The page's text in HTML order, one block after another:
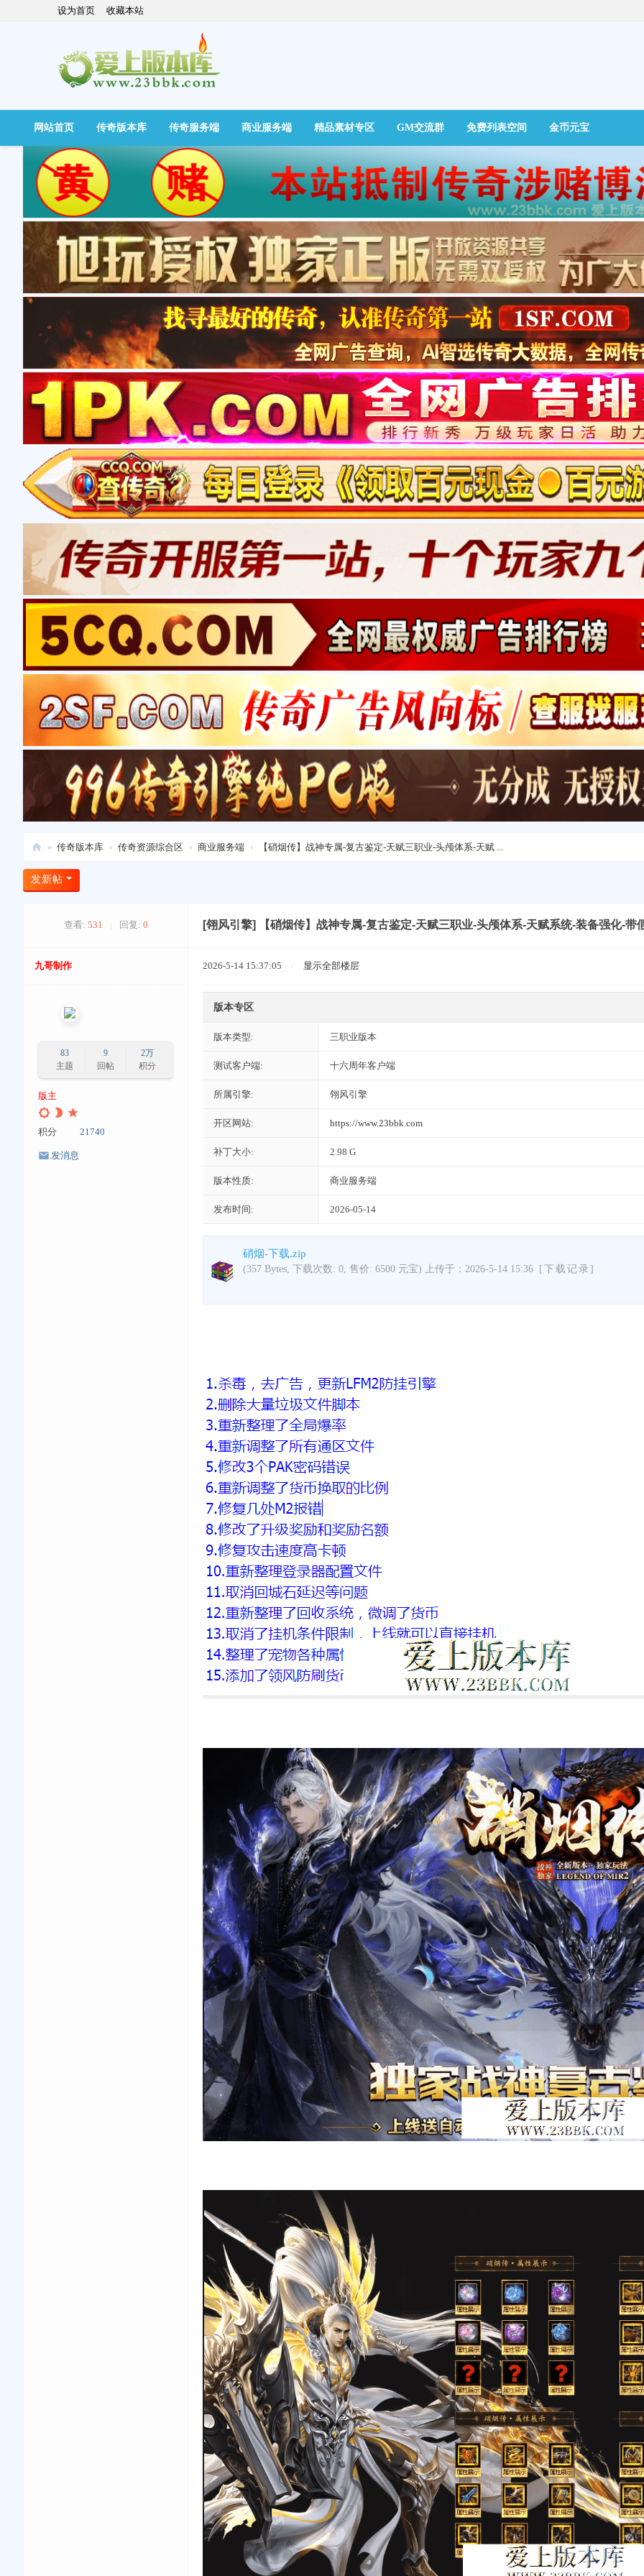
设为首页 收藏本站
快捷导航
网站首页 传奇版本库 传奇服务端 商业服务端 精品素材专区 GM交流群 免费列表空间 金币元宝
爱
上
» 传奇版本库 › 传奇资源综合区 › 商业服务端 › 【硝烟传】战神专属-复古鉴定-天赋三职业-头颅体系-天赋 ...
发新帖
查看: 531 回复: 0 [翎风引擎] 【硝烟传】战神专属-复古鉴定-天赋三职业-头颅体系-天赋系统-装备强化-带
九哥制作
83
主题
9
回帖
2万
积分
版主
积分 21740
发消息
2026-5-14 15:37:05 显示全部楼层
版本专区
版本类型: 三职业版本
测试客户端: 十六周年客户端
所属引擎: 翎风引擎
开区网站: https://www.23bbk.com
补丁大小: 2.98 G
版本性质: 商业服务端
发布时间: 2026-05-14
硝烟-下载.zip
(357 Bytes, 下载次数: 0, 售价: 6500 元宝) 上传于：2026-5-14 15:36 [下载记录]